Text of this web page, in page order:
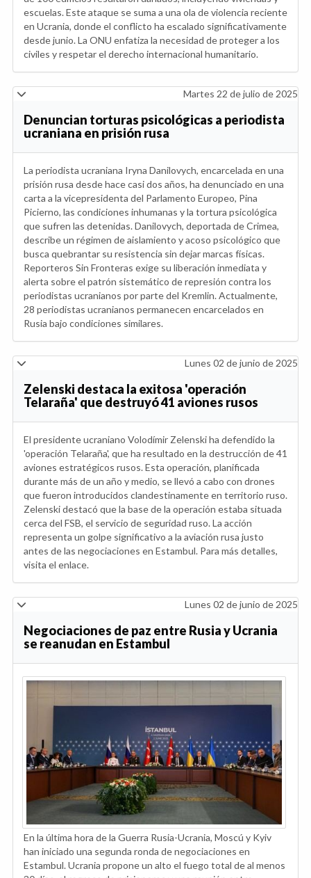
escuelas. Este ataque se suma a una ola de violencia reciente
en Ucrania, donde el conflicto ha escalado significativamente
desde junio. La ONU enfatiza la necesidad de proteger a los
civiles y respetar el derecho internacional humanitario.
Martes 22 de julio de 2025
Denuncian torturas psicológicas a periodista
ucraniana en prisión rusa
La periodista ucraniana Iryna Danilovych, encarcelada en una
prisión rusa desde hace casi dos años, ha denunciado en una
carta a la vicepresidenta del Parlamento Europeo, Pina
Picierno, las condiciones inhumanas y la tortura psicológica
que sufren las detenidas. Danilovych, deportada de Crimea,
describe un régimen de aislamiento y acoso psicológico que
busca quebrantar su resistencia sin dejar marcas físicas.
Reporteros Sin Fronteras exige su liberación inmediata y
alerta sobre el patrón sistemático de represión contra los
periodistas ucranianos por parte del Kremlin. Actualmente,
28 periodistas ucranianos permanecen encarcelados en
Rusia bajo condiciones similares.
Lunes 02 de junio de 2025
Zelenski destaca la exitosa 'operación
Telaraña' que destruyó 41 aviones rusos
El presidente ucraniano Volodímir Zelenski ha defendido la
'operación Telaraña', que ha resultado en la destrucción de 41
aviones estratégicos rusos. Esta operación, planificada
durante más de un año y medio, se llevó a cabo con drones
que fueron introducidos clandestinamente en territorio ruso.
Zelenski destacó que la base de la operación estaba situada
cerca del FSB, el servicio de seguridad ruso. La acción
representa un golpe significativo a la aviación rusa justo
antes de las negociaciones en Estambul. Para más detalles,
visita el enlace.
Lunes 02 de junio de 2025
Negociaciones de paz entre Rusia y Ucrania
se reanudan en Estambul
En la última hora de la Guerra Rusia-Ucrania, Moscú y Kyiv
han iniciado una segunda ronda de negociaciones en
Estambul. Ucrania propone un alto el fuego total de al menos